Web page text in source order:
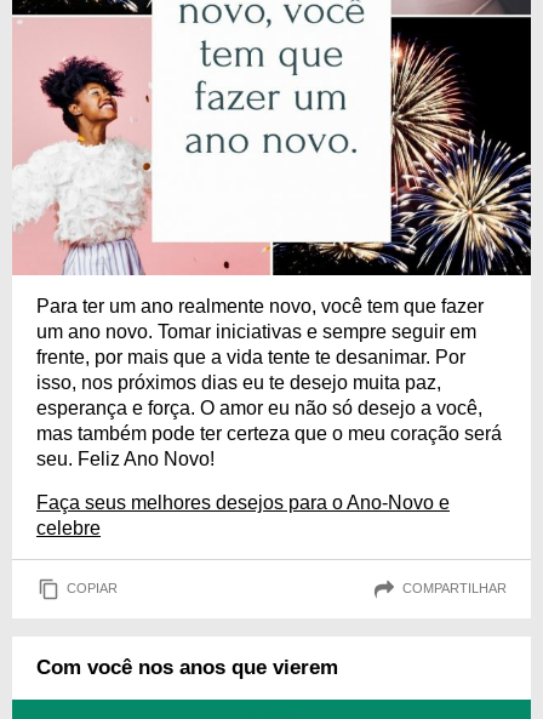
Para ter um ano realmente novo, você tem que fazer
um ano novo. Tomar iniciativas e sempre seguir em
frente, por mais que a vida tente te desanimar. Por
isso, nos próximos dias eu te desejo muita paz,
esperança e força. O amor eu não só desejo a você,
mas também pode ter certeza que o meu coração será
seu. Feliz Ano Novo!
Faça seus melhores desejos para o Ano-Novo e
celebre
COPIAR COMPARTILHAR
Com você nos anos que vierem